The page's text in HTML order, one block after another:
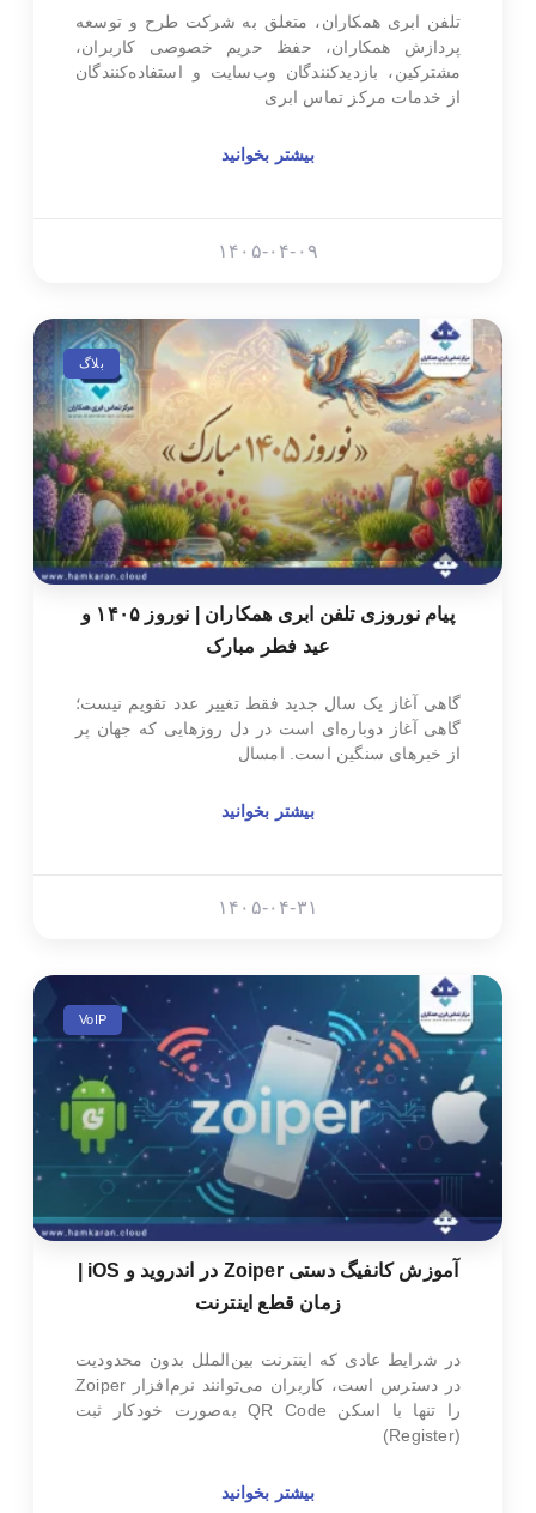
تلفن ابری همکاران، متعلق به شرکت طرح و توسعه
پردازش همکاران، حفظ حریم خصوصی کاربران،
مشترکین، بازدیدکنندگان وب‌سایت و استفاده‌کنندگان
از خدمات مرکز تماس ابری
بیشتر بخوانید
۱۴۰۵-۰۴-۰۹
بلاگ
پیام نوروزی تلفن ابری همکاران | نوروز ۱۴۰۵ و
عید فطر مبارک
گاهی آغاز یک سال جدید فقط تغییر عدد تقویم نیست؛
گاهی آغاز دوباره‌ای است در دل روزهایی که جهان پر
از خبرهای سنگین است. امسال
بیشتر بخوانید
۱۴۰۵-۰۴-۳۱
VoIP
زمان قطع اینترنت
در شرایط عادی که اینترنت بین‌الملل بدون محدودیت
در دسترس است، کاربران می‌توانند نرم‌افزار Zoiper
را تنها با اسکن QR Code به‌صورت خودکار ثبت
(Register)
بیشتر بخوانید